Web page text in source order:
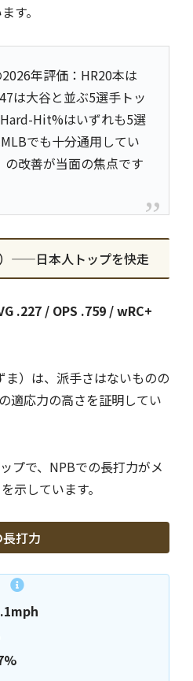
す。
2026年評価：HR20本は
は大谷と並ぶ5選手トッ
Hit%はいずれも5選
でも十分通用してい
の改善が当面の焦点です
——日本人トップを快走
.227 / OPS .759 / wRC+
ま）は、派手さはないものの
適応力の高さを証明してい
プで、NPBでの長打力がメ
示しています。
打力